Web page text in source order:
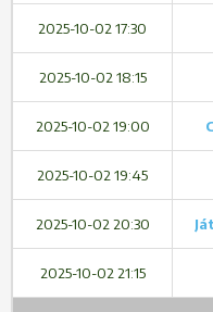
2025-10-02 17:30
2025-10-02 18:15
2025-10-02 19:00
2025-10-02 19:45
2025-10-02 20:30
2025-10-02 21:15